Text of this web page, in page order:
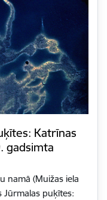
Katrīnas
gadsimta
namā (Muižas iela
Jūrmalas puķītes: